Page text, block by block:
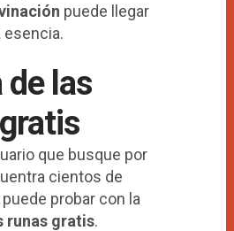
puede llegar
esencia.
de las
que busque por
cientos de
probar con la
runas gratis.